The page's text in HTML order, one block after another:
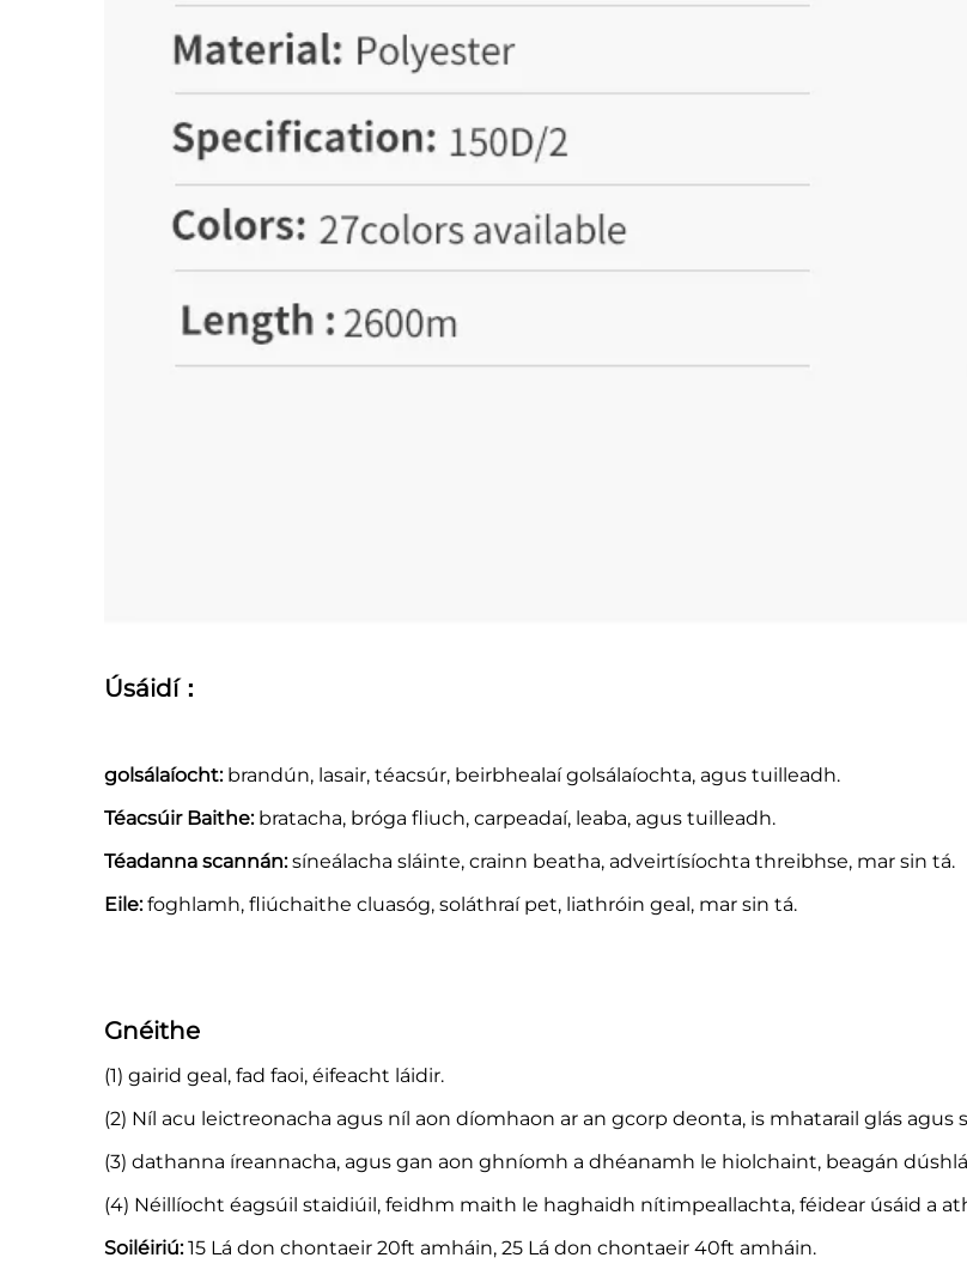
Úsáidí：
golsálaíocht: brandún, lasair, téacsúr, beirbhealaí golsálaíochta, agus tuilleadh.
Téacsúir Baithe: bratacha, bróga fliuch, carpeadaí, leaba, agus tuilleadh.
Téadanna scannán:síneálacha sláinte, crainn beatha, adveirtísíochta threibhse, mar sin tá.
Eile:foghlamh, fliúchaithe cluasóg, soláthraí pet, liathróin geal, mar sin tá.
Gnéithe
(1) gairid geal, fad faoi, éifeacht láidir.
(2) Níl acu leictreonacha agus níl aon díomhaon ar an gcorp deonta, is mhatarail glás agus
(3) dathanna íreannacha, agus gan aon ghníomh a dhéanamh le hiolchaint, beagán
(4) Néillíocht éagsúil staidiúil, feidhm maith le haghaidh nítimpeallachta, féidear úsáid a
Soiléiriú:15 Lá don chontaeir 20ft amháin, 25 Lá don chontaeir 40ft amháin.